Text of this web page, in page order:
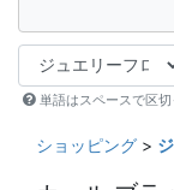
単語はスペースで区
ショッピング >